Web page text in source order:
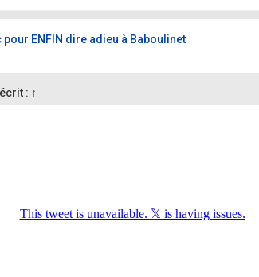
pour ENFIN dire adieu à Baboulinet
: ↑